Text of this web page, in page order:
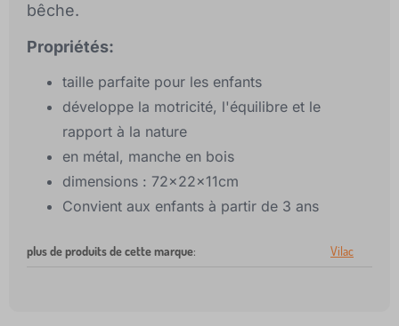
bêche.
Propriétés:
taille parfaite pour les enfants
développe la motricité, l'équilibre et le
rapport à la nature
en métal, manche en bois
dimensions : 72x22x11cm
Convient aux enfants à partir de 3 ans
plus de produits de cette marque: Vilac